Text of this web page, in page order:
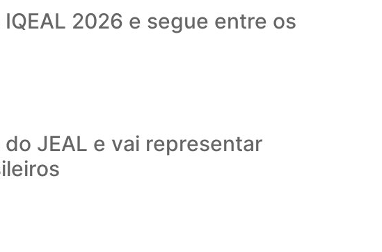
2026 e segue entre os
JEAL e vai representar